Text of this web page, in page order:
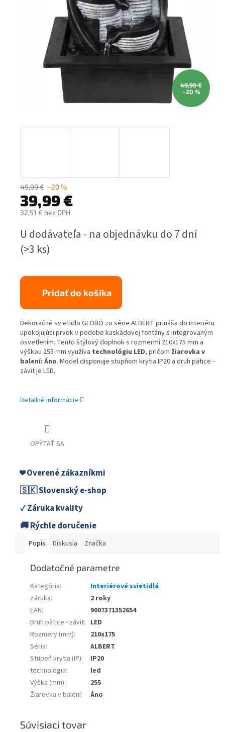
49,99 €
–20 %
49,99 € –20 %
39,99 €
32,51 € bez DPH
cena:
U dodávateľa - na objednávku do 7 dní
(>3 ks)
Pridať do košíka
Dekoračné svietidlo GLOBO zo série ALBERT prináša do interiéru
upokojujúci prvok v podobe kaskádovej fontány s integrovaným
osvetlením. Tento štýlový doplnok s rozmermi 210x175 mm a
výškou 255 mm využíva technológiu LED, pričom žiarovka v
balení: Áno. Model disponuje stupňom krytia IP20 a druh pätice -
závit je LED.
Detailné informácie
OPÝTAŤ SA
❤️ Overené zákazníkmi
🇸🇰 Slovenský e-shop
✓ Záruka kvality
🚚 Rýchle doručenie
Popis Diskusia Značka
Dodatočné parametre
Kategória:
Interiérové svietidlá
Záruka:
2 roky
EAN:
9007371352654
Druh pätice - závit: LED
Rozmery (mm):
210x175
Séria:
ALBERT
Stupeň krytia (IP):
IP20
technológia:
led
Výška (mm):
255
Žiarovka v balení: Áno
Súvisiaci tovar